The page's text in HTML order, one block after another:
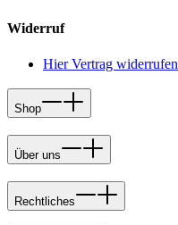
Widerruf
Hier Vertrag widerrufen
Shop
Über uns
Rechtliches